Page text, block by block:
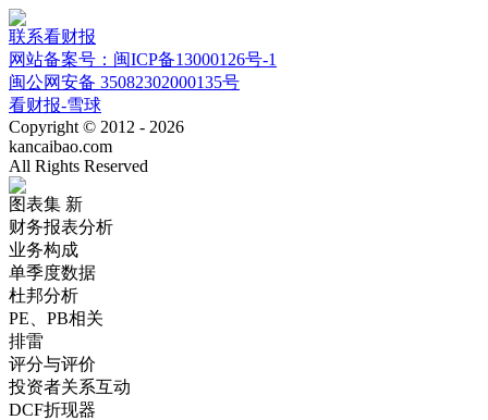
联系看财报
网站备案号：闽ICP备13000126号-1
闽公网安备 35082302000135号
看财报-雪球
Copyright © 2012 - 2026
kancaibao.com
All Rights Reserved
图表集 新
财务报表分析
业务构成
单季度数据
杜邦分析
PE、PB相关
排雷
评分与评价
投资者关系互动
DCF折现器